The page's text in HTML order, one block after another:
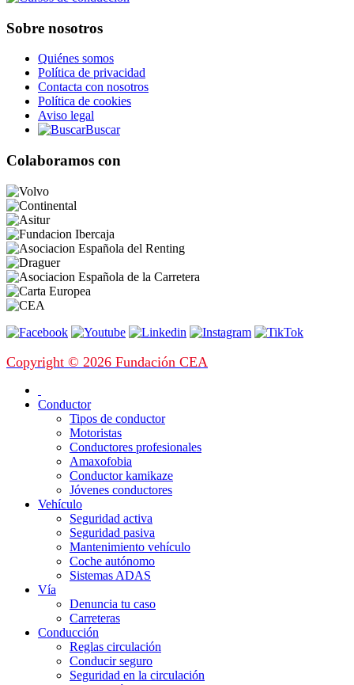
Sobre nosotros
Quiénes somos
Política de privacidad
Contacta con nosotros
Política de cookies
Aviso legal
Buscar
Colaboramos con
Copyright © 2026 Fundación CEA
Conductor
Tipos de conductor
Motoristas
Conductores profesionales
Amaxofobia
Conductor kamikaze
Jóvenes conductores
Vehículo
Seguridad activa
Seguridad pasiva
Mantenimiento vehículo
Coche autónomo
Sistemas ADAS
Vía
Denuncia tu caso
Carreteras
Conducción
Reglas circulación
Conducir seguro
Seguridad en la circulación